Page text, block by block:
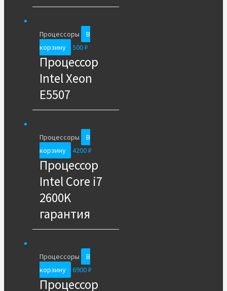
Процессоры
В
корзину
500₽
Процессор
Intel Xeon
E5507
Процессоры
В
корзину
4200₽
Процессор
Intel Core i7
2600K
гарантия
Процессоры
В
корзину
6900₽
Процессор